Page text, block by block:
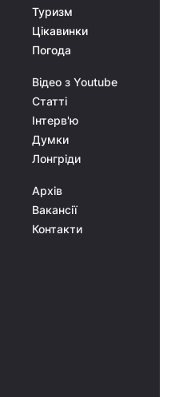
Туризм
Цікавинки
Погода
Відео з Youtube
Статті
Інтерв'ю
Думки
Лонгріди
Архів
Вакансії
Контакти